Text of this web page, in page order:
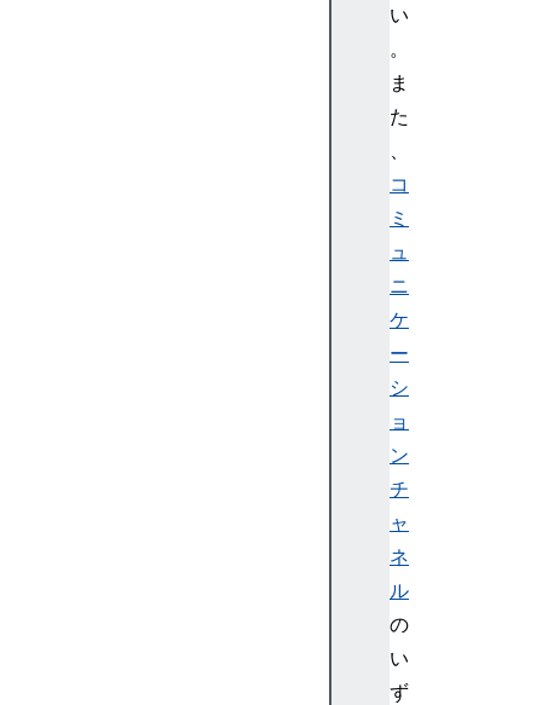
い
。
ま
た
コ
ミ
ュ
ニ
ケ
ー
シ
ョ
ン
チ
ャ
ネ
ル
の
い
ず